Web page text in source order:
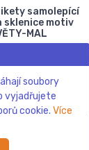
samolepící
sklenice motiv
MAL
soubory
vyjadřujete
cookie. Více